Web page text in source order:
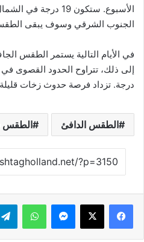
الجنوب الشرقي وسوف يبقى
في الأيام التالية يستمر الطقس
درجة. تزداد فرصة حدوث زخات
الطقس الدافئ الطقس
فيسبوك ‫X ماسنجر